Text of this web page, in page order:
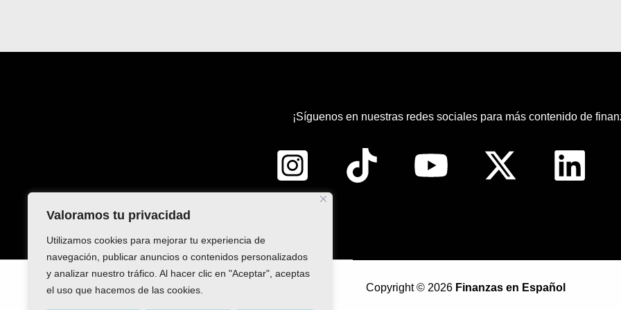
Valoramos tu privacidad
Utilizamos cookies para mejorar tu experiencia de
navegación, publicar anuncios o contenidos personalizados
y analizar nuestro tráfico. Al hacer clic en "Aceptar", aceptas
el uso que hacemos de las cookies.
¡Síguenos en nuestras redes sociales para más contenido de
Copyright © 2026 Finanzas en Español